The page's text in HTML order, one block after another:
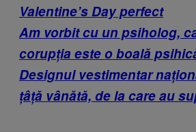
Valentine’s Day perfect
Am vorbit cu un psiholog,
corupția este o boală
Designul vestimentar
țâță vânătă, de la care au